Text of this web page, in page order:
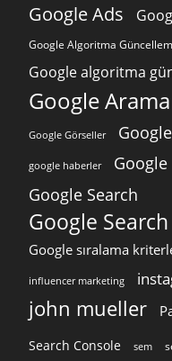
Google Ads
Google Algoritma
Google algoritma
Google Arama
Google Görseller
google haberler
Google Search
Google
Google sıralama
influencer marketing
john mueller
Search Console sem